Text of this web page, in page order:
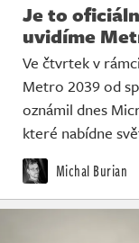
Je to
uvidíme
Ve čtvrtek v
Metro 2039 od
oznámil dnes
které nabídne
Michal Burian